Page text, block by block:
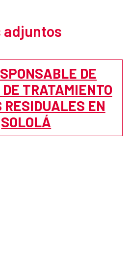
adjuntos
DE
TRATAMIENTO
RESIDUALES EN
SOLOLÁ